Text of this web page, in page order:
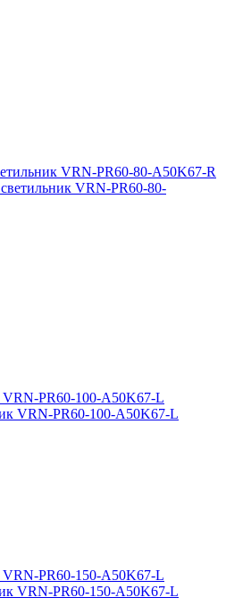
VRN-PR60-80-A50K67-R
PR60-100-A50K67-L
PR60-150-A50K67-L